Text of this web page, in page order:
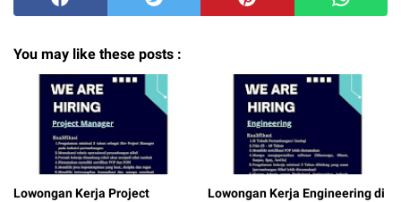
You may like these posts :
Lowongan Kerja Project
Lowongan Kerja Engineering di